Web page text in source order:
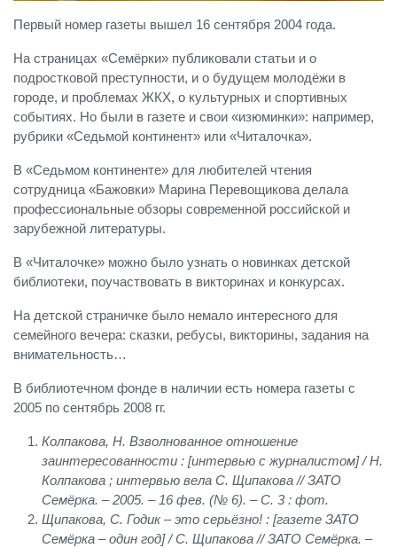
Первый номер газеты вышел 16 сентября 2004 года.
На страницах «Семёрки» публиковали статьи и о
подростковой преступности, и о будущем молодёжи в
городе, и проблемах ЖКХ, о культурных и спортивных
событиях. Но были в газете и свои «изюминки»: например,
рубрики «Седьмой континент» или «Читалочка».
В «Седьмом континенте» для любителей чтения
сотрудница «Бажовки» Марина Перевощикова делала
профессиональные обзоры современной российской и
зарубежной литературы.
В «Читалочке» можно было узнать о новинках детской
библиотеки, поучаствовать в викторинах и конкурсах.
На детской страничке было немало интересного для
семейного вечера: сказки, ребусы, викторины, задания на
внимательность…
В библиотечном фонде в наличии есть номера газеты с
2005 по сентябрь 2008 гг.
Колпакова, Н. Взволнованное отношение
заинтересованности : [интервью с журналистом] / Н.
Колпакова ; интервью вела С. Щипакова // ЗАТО
Семёрка. – 2005. – 16 фев. (№ 6). – С. 3 : фот.
Щипакова, С. Годик – это серьёзно! : [газете ЗАТО
Семёрка – один год] / С. Щипакова // ЗАТО Семёрка. –